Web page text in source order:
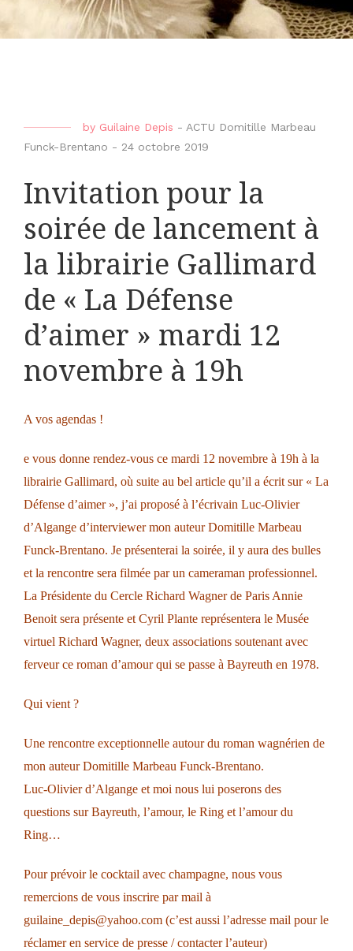
by Guilaine Depis - ACTU Domitille Marbeau
Funck-Brentano - 24 octobre 2019
Invitation pour la
soirée de lancement à
la librairie Gallimard
de « La Défense
d’aimer » mardi 12
novembre à 19h
A vos agendas !
e vous donne rendez-vous ce mardi 12 novembre à 19h à la
librairie Gallimard, où suite au bel article qu’il a écrit sur « La
Défense d’aimer », j’ai proposé à l’écrivain Luc-Olivier
d’Algange d’interviewer mon auteurDomitille Marbeau
Funck-Brentano. Je présenterai la soirée, il y aura des bulles
et la rencontre sera filmée par un cameraman professionnel.
La Présidente du Cercle Richard Wagner de Paris Annie
Benoit sera présente et Cyril Plante représentera le Musée
virtuel Richard Wagner, deux associations soutenant avec
ferveur ce roman d’amour qui se passe à Bayreuth en 1978.
Qui vient ?
Une rencontre exceptionnelle autour du roman wagnérien de
mon auteur Domitille Marbeau Funck-Brentano.
Luc-Olivier d’Algange et moi nous lui poserons des
questions sur Bayreuth, l’amour, le Ring et l’amour du
Ring…
Pour prévoir le cocktail avec champagne, nous vous
remercions de vous inscrire par mail à
guilaine_depis@yahoo.com (c’est aussi l’adresse mail pour le
réclamer en service de presse / contacter l’auteur)